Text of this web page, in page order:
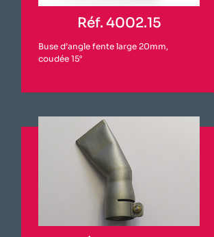
Réf. 4002.15
Buse d’angle fente large 20mm,
coudée 15°